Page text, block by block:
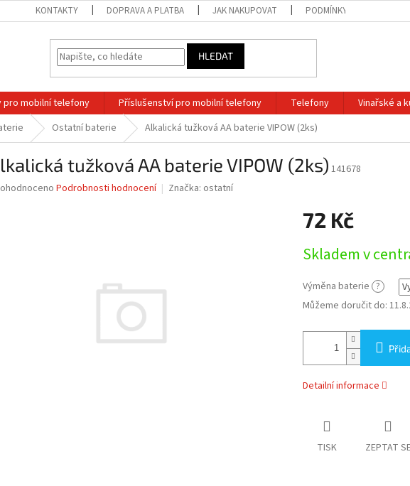
KONTAKTY DOPRAVA A PLATBA JAK NAKUPOVAT PODMÍNKY OCHRANY
HLEDAT
pro mobilní telefony Příslušenství pro mobilní telefony Telefony Vinařské a
Ostatní baterie Alkalická tužková AA baterie VIPOW (2ks)
tužková AA baterie VIPOW (2ks) 141678
Podrobnosti hodnocení Značka: ostatní
72 Kč
cena:
Skladem v
Výměna baterie ?
Můžeme doručit do:
Detailní informace
TISK ZEPTAT